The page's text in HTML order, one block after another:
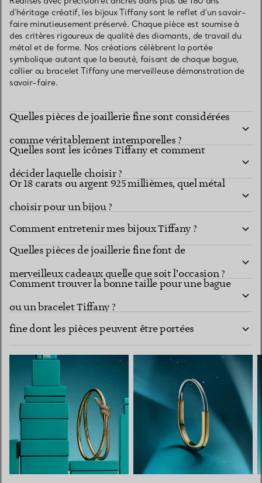
d’héritage créatif, les bijoux Tiffany sont le reflet d’un savoir-
faire minutieusement préservé. Chaque pièce est soumise à
des critères rigoureux de qualité des diamants, de travail du
métal et de forme. Nos créations célèbrent la portée
symbolique autant que la beauté, faisant de chaque bague,
collier ou bracelet Tiffany une merveilleuse démonstration de
savoir-faire.
Quelles pièces de joaillerie fine sont considérées
comme véritablement intemporelles ?
Quelles sont les icônes Tiffany et comment
décider laquelle choisir ?
Or 18 carats ou argent 925 millièmes, quel métal
choisir pour un bijou ?
Comment entretenir mes bijoux Tiffany ?
Quelles pièces de joaillerie fine font de
merveilleux cadeaux quelle que soit l’occasion ?
Comment trouver la bonne taille pour une bague
ou un bracelet Tiffany ?
Comment composer une collection de joaillerie
fine dont les pièces peuvent être portées
ensemble ?